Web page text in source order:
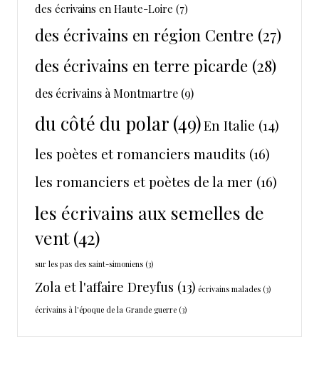
des écrivains en Haute-Loire (7)
des écrivains en région Centre (27)
des écrivains en terre picarde (28)
des écrivains à Montmartre (9)
du côté du polar (49)En Italie (14)
les poètes et romanciers maudits (16)
les romanciers et poètes de la mer (16)
les écrivains aux semelles de
vent(42)
sur les pas des saint-simoniens (3)
Zola et l'affaire Dreyfus (13) écrivains malades (3)
écrivains à l'époque de la Grande guerre (3)